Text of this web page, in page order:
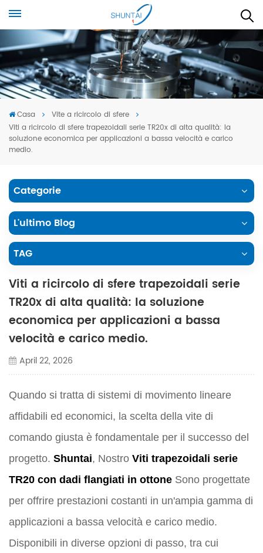
Casa
Vite a ricircolo di sfere
Viti a ricircolo di sfere trapezoidali serie TR20x di alta qualità: la
soluzione economica per applicazioni a bassa velocità e carico
medio.
Categorie
L'ultimo Blog
TAG
Viti a ricircolo di sfere trapezoidali serie
TR20x di alta qualità: la soluzione
economica per applicazioni a bassa
velocità e carico medio.
April 22, 2026
Quando si tratta di sistemi di movimento lineare
affidabili ed economici, la scelta della vite di
comando giusta è fondamentale per il successo del
progetto. Shuntai, Nostro Viti trapezoidali serie
TR20 con dadi flangiati in ottone Sono progettate
per offrire prestazioni costanti in un'ampia gamma di
applicazioni a bassa velocità e carico medio.
Disponibili in diverse opzioni di passo, tra cui